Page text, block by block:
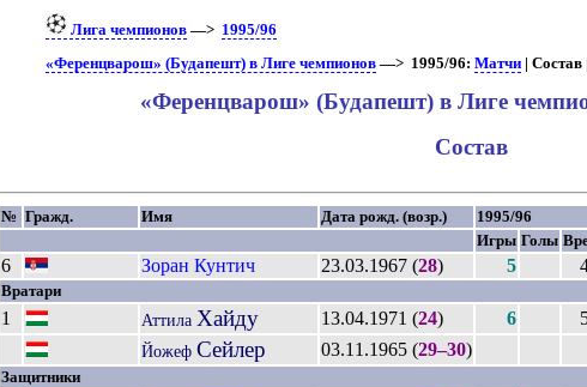
Лига чемпионов—> 1995/96
«Ференцварош» (Будапешт) в Лиге чемпионов—> 1995/96: Матчи| Состав |
«Ференцварош» (Будапешт) в Лиге
Состав
№ Гражд. Имя Дата рожд. (возр.) 1995/96
Игры Голы
6 Зоран Кунтич 23.03.1967 (28) 5
Вратари
1 Аттила Хайду 13.04.1971 (24) 6
Йожеф Сейлер 03.11.1965 (29–30)
Защитники